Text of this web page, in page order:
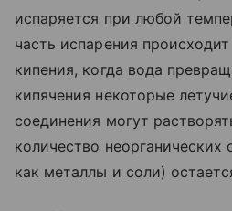
испаряется при любой
часть испарения
кипения, когда вода
кипячения некоторые
соединения могут
количество неорганических
как металлы и соли)